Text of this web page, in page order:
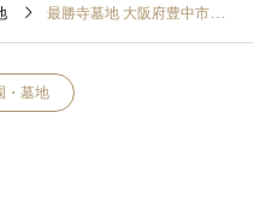
最勝寺墓地 大阪府豊中市大島町2
・墓地